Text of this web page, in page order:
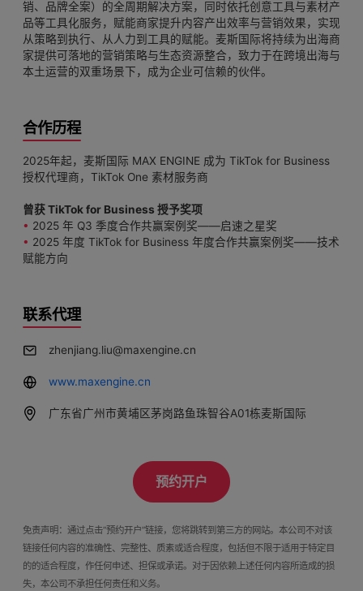
销、品牌全案）的全周期解决方案，同时依托创意工具与素材产
品等工具化服务，赋能商家提升内容产出效率与营销效果，实现
从策略到执行、从人力到工具的赋能。麦斯国际将持续为出海商
家提供可落地的营销策略与生态资源整合，致力于在跨境出海与
本土运营的双重场景下，成为企业可信赖的伙伴。
合作历程
2025年起，麦斯国际 MAX ENGINE 成为 TikTok for Business
授权代理商，TikTok One 素材服务商
曾获 TikTok for Business 授予奖项
• 2025 年 Q3 季度合作共赢案例奖——启速之星奖
• 2025 年度 TikTok for Business 年度合作共赢案例奖——技术
赋能方向
联系代理
zhenjiang.liu@maxengine.cn
www.maxengine.cn
广东省广州市黄埔区茅岗路鱼珠智谷A01栋麦斯国际
预约开户
免责声明：通过点击“预约开户”链接，您将跳转到第三方的网站。本公司不对该
链接任何内容的准确性、完整性、质素或适合程度，包括但不限于适用于特定目
的的适合程度，作任何申述、担保或承诺。对于因依赖上述任何内容所造成的损
失，本公司不承担任何责任和义务。